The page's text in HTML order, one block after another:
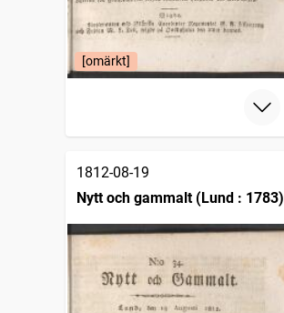
[omärkt]
1812-08-19
Nytt och gammalt (Lund : 1783)